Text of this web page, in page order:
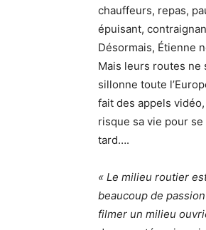
chauffeurs, repas,
épuisant,
Désormais, Étienne
Mais leurs routes ne
sillonne toute
fait des appels
risque sa vie pour
tard….
« Le milieu routier
beaucoup de
filmer un milieu